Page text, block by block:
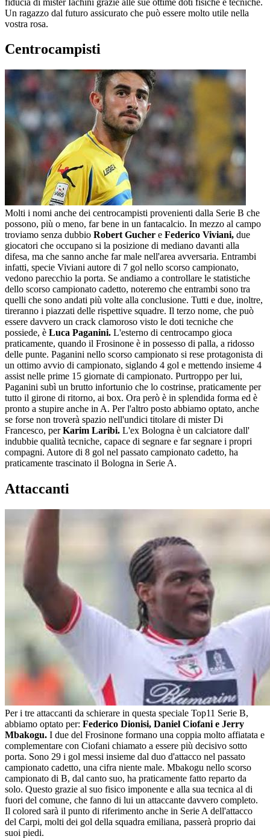
Un ragazzo dal futuro assicurato che può essere molto utile nella
vostra rosa.
Centrocampisti
Molti i nomi anche dei centrocampisti provenienti dalla Serie B che
possono, più o meno, far bene in un fantacalcio. In mezzo al campo
troviamo senza dubbio Robert Gucher e Federico Viviani, due
giocatori che occupano si la posizione di mediano davanti alla
difesa, ma che sanno anche far male nell'area avversaria. Entrambi
infatti, specie Viviani autore di 7 gol nello scorso campionato,
vedono parecchio la porta. Se andiamo a controllare le statistiche
dello scorso campionato cadetto, noteremo che entrambi sono tra
quelli che sono andati più volte alla conclusione. Tutti e due, inoltre,
tireranno i piazzati delle rispettive squadre. Il terzo nome, che può
essere davvero un crack clamoroso visto le doti tecniche che
possiede, è Luca Paganini. L'esterno di centrocampo gioca
praticamente, quando il Frosinone è in possesso di palla, a ridosso
delle punte. Paganini nello scorso campionato si rese protagonista di
un ottimo avvio di campionato, siglando 4 gol e mettendo insieme 4
assist nelle prime 15 giornate di campionato. Purtroppo per lui,
Paganini subì un brutto infortunio che lo costrinse, praticamente per
tutto il girone di ritorno, ai box. Ora però è in splendida forma ed è
pronto a stupire anche in A. Per l'altro posto abbiamo optato, anche
se forse non troverà spazio nell'undici titolare di mister Di
Francesco, perKarim Laribi. L'ex Bologna è un calciatore dall'
indubbie qualità tecniche, capace di segnare e far segnare i propri
compagni. Autore di 8 gol nel passato campionato cadetto, ha
praticamente trascinato il Bologna in Serie A.
Attaccanti
Per i tre attaccanti da schierare in questa speciale Top11 Serie B,
abbiamo optato per: Federico Dionisi, Daniel Ciofani e Jerry
Mbakogu. I due del Frosinone formano una coppia molto affiatata e
complementare con Ciofani chiamato a essere più decisivo sotto
porta. Sono 29 i gol messi insieme dal duo d'attacco nel passato
campionato cadetto, una cifra niente male. Mbakogu nello scorso
campionato di B, dal canto suo, ha praticamente fatto reparto da
solo. Questo grazie al suo fisico imponente e alla sua tecnica al di
fuori del comune, che fanno di lui un attaccante davvero completo.
Il colored sarà il punto di riferimento anche in Serie A dell'attacco
del Carpi, molti dei gol della squadra emiliana, passerà proprio dai
suoi piedi.